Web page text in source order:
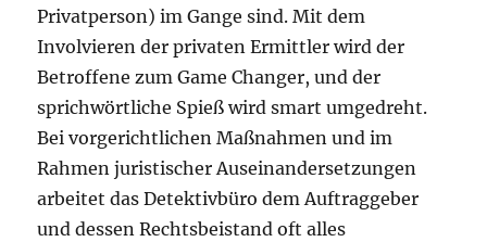
Privatperson) im Gange sind. Mit dem
Involvieren der privaten Ermittler wird der
Betroffene zum Game Changer, und der
sprichwörtliche Spieß wird smart umgedreht.
Bei vorgerichtlichen Maßnahmen und im
Rahmen juristischer Auseinandersetzungen
arbeitet das Detektivbüro dem Auftraggeber
und dessen Rechtsbeistand oft alles